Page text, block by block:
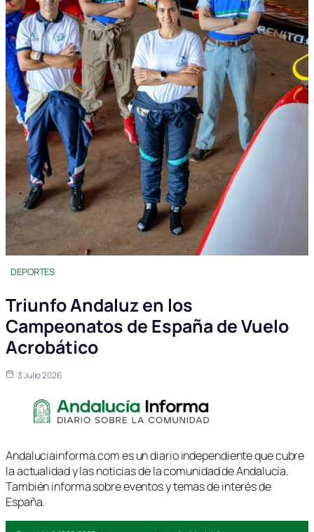
DEPORTES
Triunfo Andaluz en los
Campeonatos de España de Vuelo
Acrobático
3 Julio 2026
Andaluciainforma.com es un diario independiente que cubre
la actualidad y las noticias de la comunidad de Andalucía.
También informa sobre eventos y temas de interés de
España.